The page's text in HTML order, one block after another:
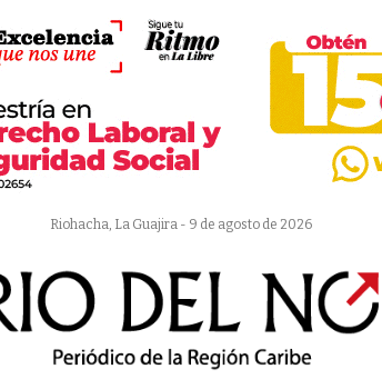
Riohacha, La Guajira - 9 de agosto de 2026